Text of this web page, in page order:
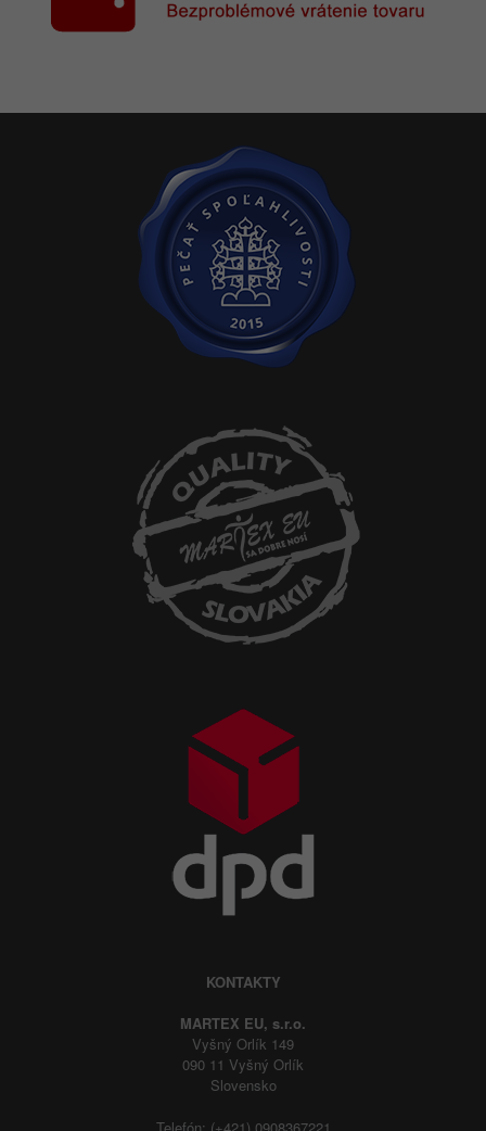
KONTAKTY
MARTEX EU, s.r.o.
Vyšný Orlík 149
090 11 Vyšný Orlík
Slovensko